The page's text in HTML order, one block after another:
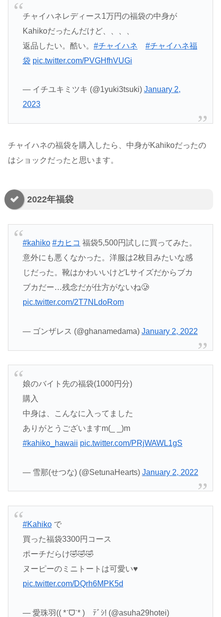
チャイハネレディース1万円の福袋の中身が
Kahikoだったんだけど、、、、
返品したい。酷い。 #チャイハネ
#チャイハネ福
袋 pic.twitter.com/PVGHfhVUGi
— イチユキミツキ (@1yuki3tsuki) January 2,
2023
チャイハネの福袋を購入したら、中身がKahikoだったの
はショックだったと思います。
2022年福袋
#kahiko #カヒコ 福袋5,500円試しに買ってみた。
意外にも悪くなかった。洋服は2枚目みたいな感
じだった。靴はかわいいけどLサイズだからブカ
ブカだー…残念だが仕方がないね🥲
pic.twitter.com/2T7NLdoRom
— ゴンザレス (@ghanamedama) January 2, 2022
娘のバイト先の福袋(1000円分)
購入
中身は、こんなに入ってました
ありがとうございますm(_ _)m
#kahiko_hawaii pic.twitter.com/PRjWAWL1gS
— 雪那(せつな) (@SetunaHearts) January 2, 2022
#Kahikoで
買った福袋3300円コース
ポーチだらけ🤣🤣🤣
ヌーピーのミニトートは可愛い♥
pic.twitter.com/DQrh6MPK5d
— 愛珠羽(( *ˊᗜˋ* )ゞﾃﾞｼ! (@asuha29hotei)